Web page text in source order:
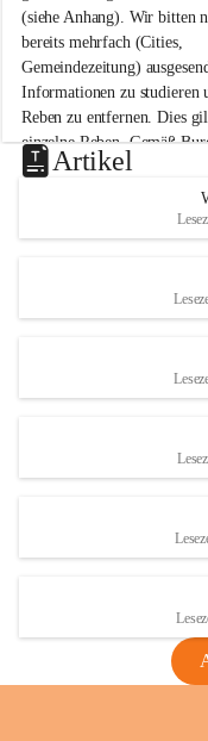
n
n
a
m
N
e
u
s
d
S
(siehe Anhang). Wir bitten
bereits mehrfach (Cities,
Gemeindezeitung)
Informationen zu studieren
Reben zu entfernen. Dies
einzelne Reben. Gemäß
Weinbaugesetz sind nicht
unzulässige Weingärten
helfen wir zusammen um
vor den prognostizierten
und den daraus folgenden
Maßnahmen zur
Rebe und der
Anhang VBl. EU
1 Seite•1,4 MB
VBl. EU Nr.
Artikel